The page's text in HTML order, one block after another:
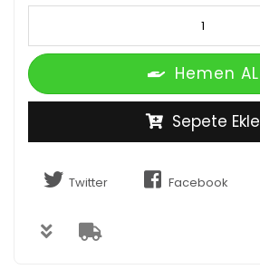
Hemen AL
Sepete Ekle
Twitter Facebook